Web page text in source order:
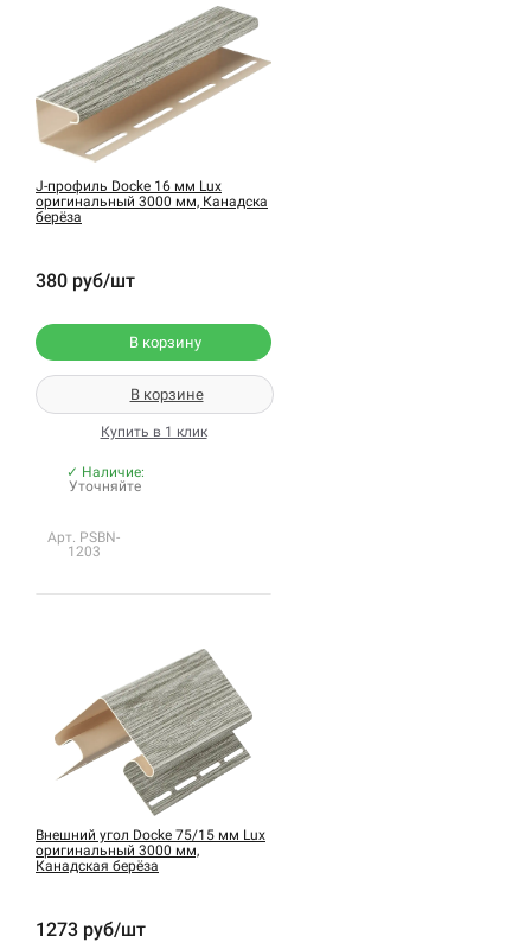
J-профиль Docke 16 мм Lux
оригинальный 3000 мм, Канадска
берёза
380 руб/шт
В корзину
В корзине
Купить в 1 клик
✓ Наличие:
Уточняйте
Арт. PSBN-
1203
Внешний угол Docke 75/15 мм Lux
оригинальный 3000 мм,
Канадская берёза
1273 руб/шт